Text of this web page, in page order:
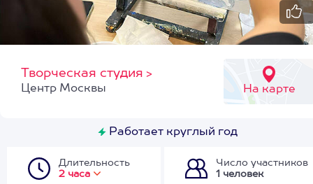
Творческая студия >
На карте
Центр Москвы
Работает круглый год
Длительность
2 часа
Число участников
1 человек